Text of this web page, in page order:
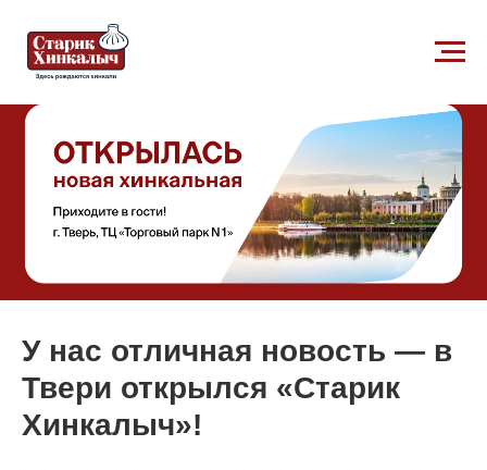
У нас отличная новость — в
Твери открылся «Старик
Хинкалыч»!